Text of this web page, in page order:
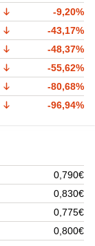
-9,20%
-43,17%
-48,37%
-55,62%
-80,68%
-96,94%
0,790€
0,830€
0,775€
0,800€